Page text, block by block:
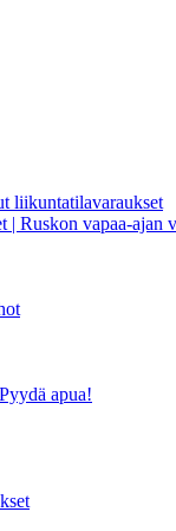
liikuntatilavaraukset
| Ruskon vapaa-ajan
apua!